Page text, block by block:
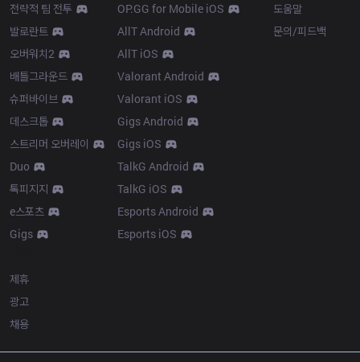
전략적 팀 전투
발로란트
오버워치2
배틀그라운드
슈퍼바이브
데스크톱
스트리머 오버레이
Duo
톡피지지
e스포츠
Gigs
OP.GG for Mobile iOS
AllT Android
AllT iOS
Valorant Android
Valorant iOS
Gigs Android
Gigs iOS
TalkG Android
TalkG iOS
Esports Android
Esports iOS
도움말
문의/피드백
제휴
광고
채용